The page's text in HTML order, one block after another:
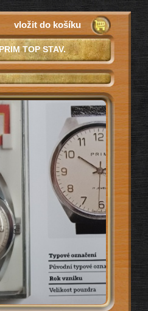
PRIM TOP STAV.
vložit do košíku